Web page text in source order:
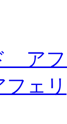
ア
ェリ